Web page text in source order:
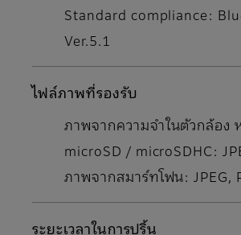
Standard compliance:
Ver.5.1
ไฟล์ภาพที่รองรับ
ภาพจากความจำในตัวกล้อง
microSD / microSDHC:
ภาพจากสมาร์ทโฟน: JPEG,
ระยะเวลาในการปริ้น